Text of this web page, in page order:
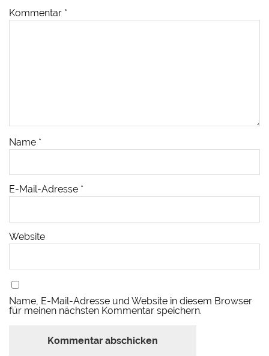
Kommentar *
Name *
E-Mail-Adresse *
Website
Name, E-Mail-Adresse und Website in diesem Browser
für meinen nächsten Kommentar speichern.